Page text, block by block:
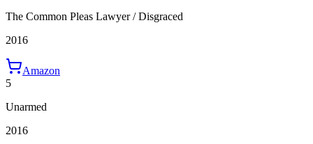
The Common Pleas Lawyer / Disgraced
2016
Amazon
5
Unarmed
2016